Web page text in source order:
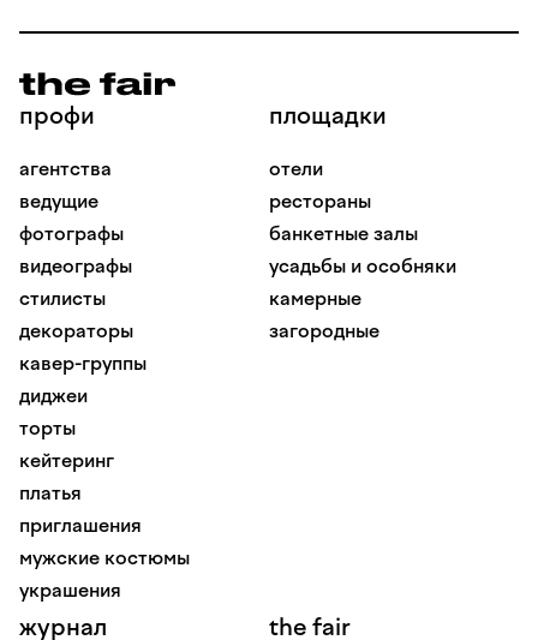
профи
агентства
ведущие
фотографы
видеографы
стилисты
декораторы
кавер-группы
диджеи
торты
кейтеринг
платья
приглашения
мужские костюмы
украшения
площадки
отели
рестораны
банкетные залы
усадьбы и особняки
камерные
загородные
журнал the fair